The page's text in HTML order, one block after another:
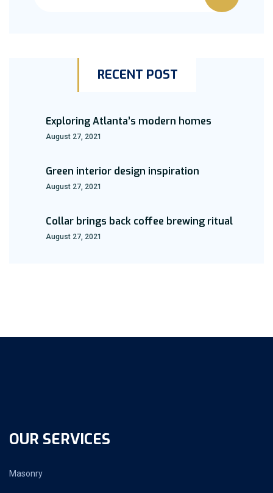
RECENT POST
Exploring Atlanta’s modern homes
August 27, 2021
Green interior design inspiration
August 27, 2021
Collar brings back coffee brewing ritual
August 27, 2021
OUR SERVICES
Masonry